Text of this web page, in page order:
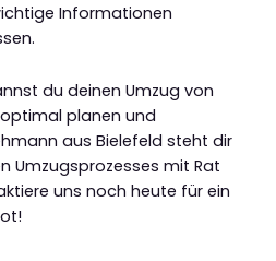
Informationen
du deinen Umzug von
planen und
aus Bielefeld steht dir
Umzugsprozesses mit Rat
uns noch heute für ein